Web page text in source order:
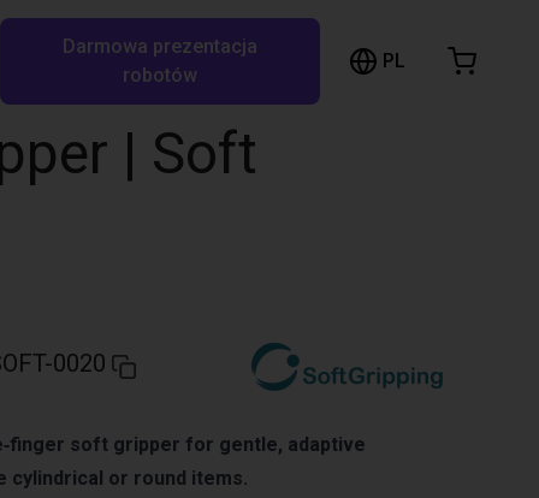
w RBTX…
Darmowa prezentacja
robotów
PL
| Soft
0020
soft gripper for gentle, adaptive
cylindrical or round items.
sklepowy
Przeglądaj ofertę